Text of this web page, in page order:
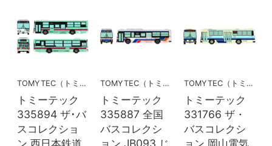
TOMYTEC（トミーテック）
トミーテック
335894 ザ･バ
スコレクショ
TOMYTEC（トミーテック）
トミーテック
335887 全国
バスコレクシ
TOMYTEC（トミーテック）
トミーテック
331766 ザ・
バスコレクシ